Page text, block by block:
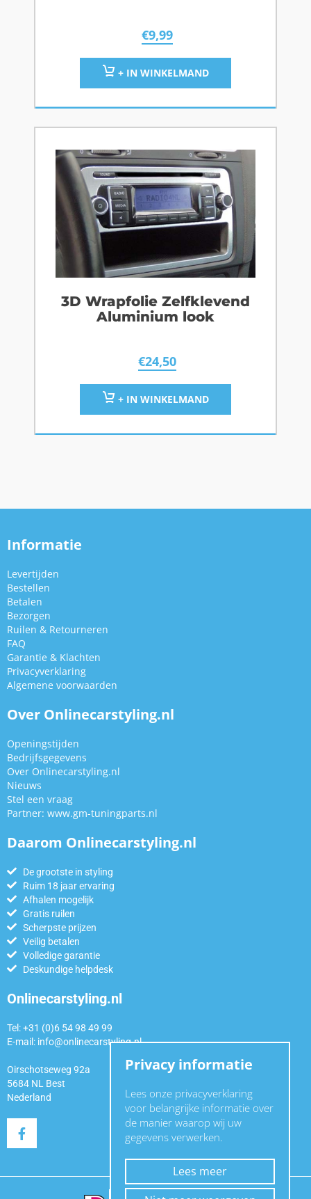
€9,99
+ IN WINKELMAND
3D Wrapfolie Zelfklevend
Aluminium look
€24,50
+ IN WINKELMAND
Informatie
Levertijden
Bestellen
Betalen
Bezorgen
Ruilen & Retourneren
FAQ
Garantie & Klachten
Privacyverklaring
Algemene voorwaarden
Over Onlinecarstyling.nl
Openingstijden
Bedrijfsgegevens
Over Onlinecarstyling.nl
Nieuws
Stel een vraag
Partner: www.gm-tuningparts.nl
Daarom Onlinecarstyling.nl
De grootste in styling
Ruim 18 jaar ervaring
Afhalen mogelijk
Gratis ruilen
Scherpste prijzen
Veilig betalen
Volledige garantie
Deskundige helpdesk
Onlinecarstyling.nl
Tel: +31 (0)6 54 98 49 99
E-mail: info@onlinecarstyling.nl
Oirschotseweg 92a
5684 NL Best
Nederland
Privacy informatie
Lees onze privacyverklaring
voor belangrijke informatie over
de manier waarop wij uw
gegevens verwerken.
Lees meer